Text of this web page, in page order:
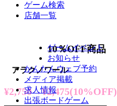
10％OFF商品
アラクノワール
¥2,750→¥2,475(10%OFF)
ゲーム検索
店舗一覧
ゲームイベント
お知らせ
かんたんウェブ予約
メディア掲載
求人情報
出張ボードゲーム